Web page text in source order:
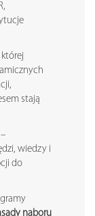
stają
wiedzy i
do
naboru